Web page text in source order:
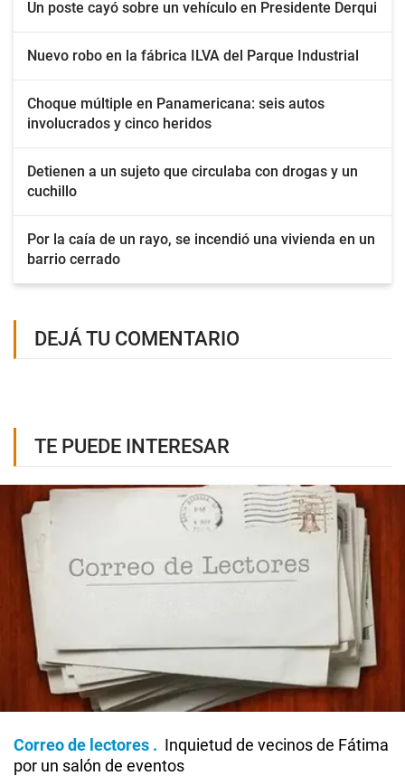
Un poste cayó sobre un vehículo en Presidente Derqui
Nuevo robo en la fábrica ILVA del Parque Industrial
Choque múltiple en Panamericana: seis autos
involucrados y cinco heridos
Detienen a un sujeto que circulaba con drogas y un
cuchillo
Por la caía de un rayo, se incendió una vivienda en un
barrio cerrado
DEJÁ TU COMENTARIO
TE PUEDE INTERESAR
Correo de lectores
Inquietud de vecinos de Fátima
por un salón de eventos